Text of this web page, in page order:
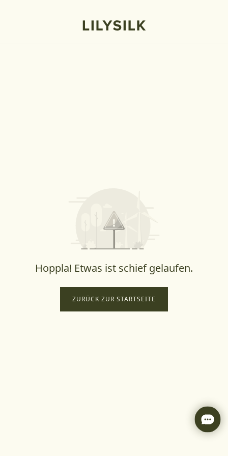
Hoppla! Etwas ist schief gelaufen.
ZURÜCK ZUR STARTSEITE